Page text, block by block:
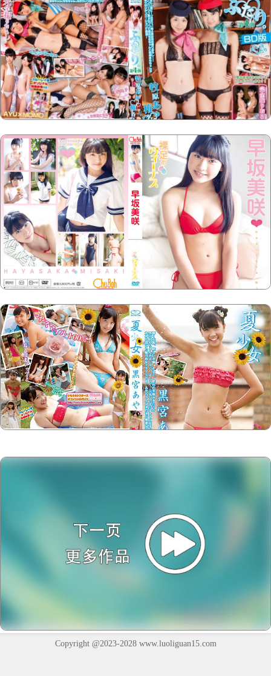
Copyright @2023-2028 www.luoliguan15.com